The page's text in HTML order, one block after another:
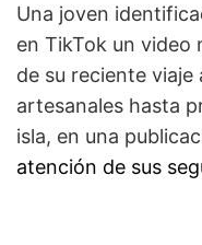
Una joven
en TikTok un
de su reciente viaje
artesanales hasta
isla, en una
atención de sus